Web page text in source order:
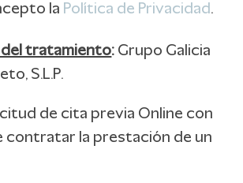
la Política de Privacidad .
del tratamiento: Grupo Galicia
S.L.P.
de cita previa Online con
contratar la prestación de un